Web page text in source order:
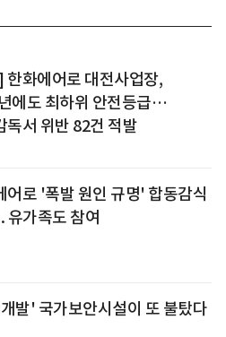
한화에어로 대전사업장,
에도 최하위 안전등급…
독서 위반 82건 적발
어로 '폭발 원인 규명' 합동감식
유가족도 참여
발' 국가보안시설이 또 불탔다